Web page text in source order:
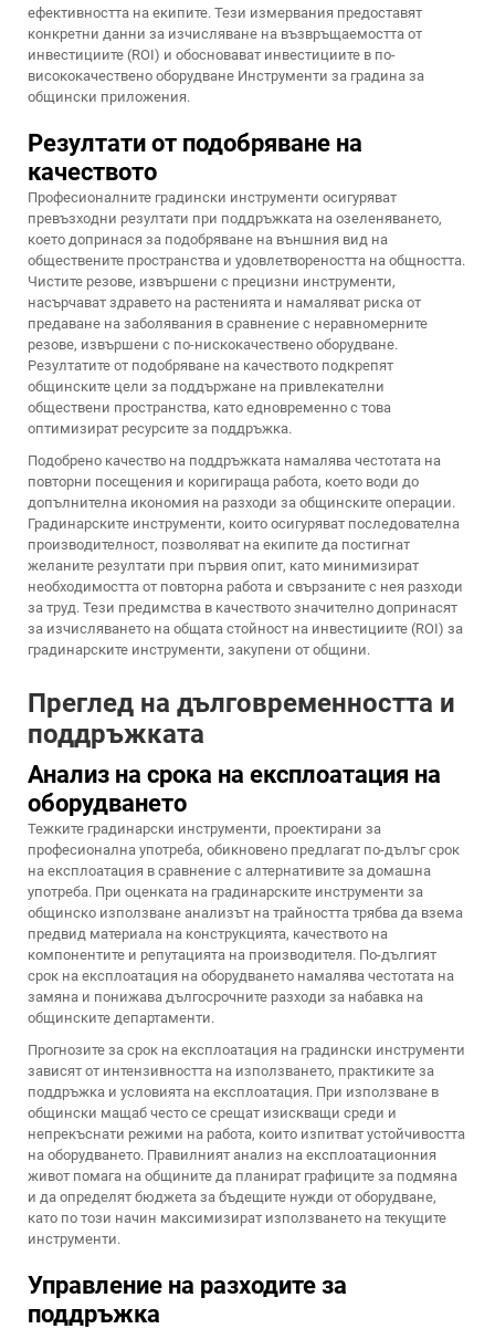
ефективността на екипите. Тези измервания предоставят
конкретни данни за изчисляване на възвръщаемостта от
инвестициите (ROI) и обосновават инвестициите в по-
висококачествено оборудване Инструменти за градина за
общински приложения.
Резултати от подобряване на
качеството
Професионалните градински инструменти осигуряват
превъзходни резултати при поддръжката на озеленяването,
което допринася за подобряване на външния вид на
обществените пространства и удовлетвореността на общността.
Чистите резове, извършени с прецизни инструменти,
насърчават здравето на растенията и намаляват риска от
предаване на заболявания в сравнение с неравномерните
резове, извършени с по-нискокачествено оборудване.
Резултатите от подобряване на качеството подкрепят
общинските цели за поддържане на привлекателни
обществени пространства, като едновременно с това
оптимизират ресурсите за поддръжка.
Подобрено качество на поддръжката намалява честотата на
повторни посещения и коригираща работа, което води до
допълнителна икономия на разходи за общинските операции.
Градинарските инструменти, които осигуряват последователна
производителност, позволяват на екипите да постигнат
желаните резултати при първия опит, като минимизират
необходимостта от повторна работа и свързаните с нея разходи
за труд. Тези предимства в качеството значително допринасят
за изчисляването на общата стойност на инвестициите (ROI) за
градинарските инструменти, закупени от общини.
Преглед на дълговременността и
поддръжката
Анализ на срока на експлоатация на
оборудването
Тежките градинарски инструменти, проектирани за
професионална употреба, обикновено предлагат по-дълъг срок
на експлоатация в сравнение с алтернативите за домашна
употреба. При оценката на градинарските инструменти за
общинско използване анализът на трайността трябва да взема
предвид материала на конструкцията, качеството на
компонентите и репутацията на производителя. По-дългият
срок на експлоатация на оборудването намалява честотата на
замяна и понижава дългосрочните разходи за набавка на
общинските департаменти.
Прогнозите за срок на експлоатация на градински инструменти
зависят от интензивността на използването, практиките за
поддръжка и условията на експлоатация. При използване в
общински мащаб често се срещат изискващи среди и
непрекъснати режими на работа, които изпитват устойчивостта
на оборудването. Правилният анализ на експлоатационния
живот помага на общините да планират графиците за подмяна
и да определят бюджета за бъдещите нужди от оборудване,
като по този начин максимизират използването на текущите
инструменти.
Управление на разходите за
поддръжка